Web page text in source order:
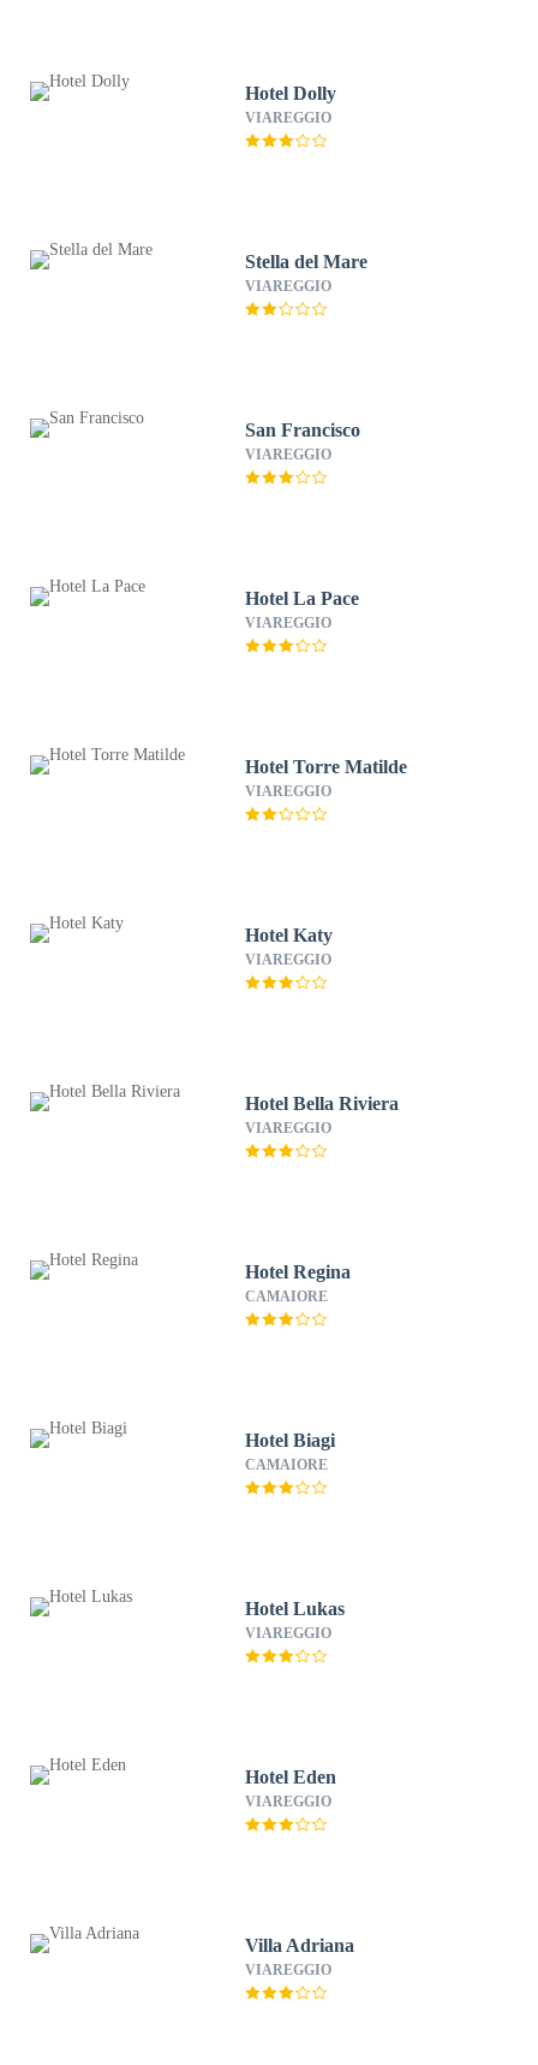
Hotel Dolly
VIAREGGIO
Stella del Mare
VIAREGGIO
San Francisco
VIAREGGIO
Hotel La Pace
VIAREGGIO
Hotel Torre Matilde
VIAREGGIO
Hotel Katy
VIAREGGIO
Hotel Bella Riviera
VIAREGGIO
Hotel Regina
CAMAIORE
Hotel Biagi
CAMAIORE
Hotel Lukas
VIAREGGIO
Hotel Eden
VIAREGGIO
Villa Adriana
VIAREGGIO